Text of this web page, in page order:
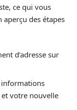
ce qui vous
des étapes
d’adresse sur
informations
votre nouvelle